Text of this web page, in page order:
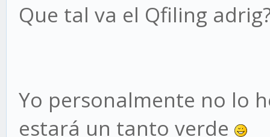
Que tal va el Qfiling
Yo personalmente no lo
estará un tanto verde